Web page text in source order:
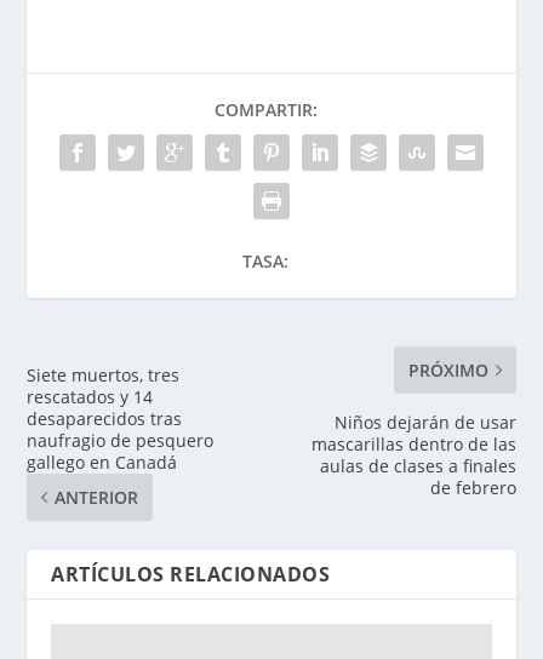
COMPARTIR:
TASA:
Siete muertos, tres
rescatados y 14
desaparecidos tras
naufragio de pesquero
gallego en Canadá
ANTERIOR
PRÓXIMO
Niños dejarán de usar
mascarillas dentro de las
aulas de clases a finales
de febrero
ARTÍCULOS RELACIONADOS